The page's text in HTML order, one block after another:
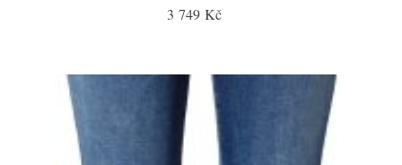
3 749 Kč